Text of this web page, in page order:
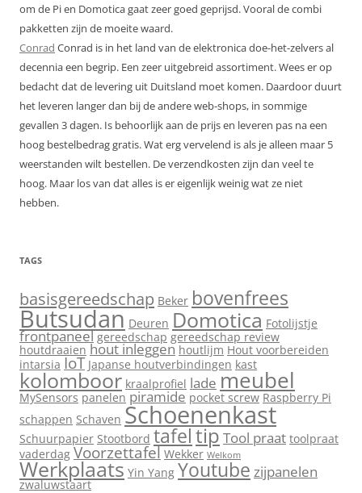
om de Pi en Domotica gaat zeer goed geprijsd. Vooral de combi
pakketten zijn de moeite waard.
Conrad Conrad is in het land van de elektronica doe-het-zelvers al
decennia een begrip. Een zeer uitgebreid assortiment. Wees er op
bedacht dat de levering uit Duitsland moet komen. Daardoor duurt
het leveren langer dan bij de andere web-shops, in sommige
gevallen 3 dagen. Is behoorlijk aan de prijs en leveren pas na een
hoog bestelbedrag gratis. Wat erg vervelend is als je alleen maar 5
weerstanden wilt bestellen. De verzendkosten zijn dan veel te
hoog. Maar los van dat alles is er eigenlijk weinig wat ze niet
hebben.
TAGS
basisgereedschap Beker bovenfrees
Butsudan Deuren Domotica Fotolijstje
frontpaneel gereedschap gereedschap review
houtdraaien hout inleggen houtlijm Hout voorbereiden
intarsia IoT Japanse houtverbindingen kast
kolomboor kraalprofiel lade meubel
MySensors panelen piramide pocket screw Raspberry Pi
schappen Schaven Schoenenkast
Schuurpapier Stootbord tafeltipTool praat toolpraat
vaderdag Voorzettafel Wekker Welkom
Werkplaats Yin Yang Youtube zijpanelen
zwaluwstaart